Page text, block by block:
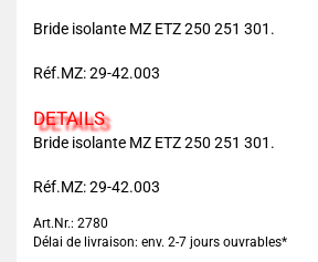
Bride isolante MZ ETZ 250 251 301.
Réf.MZ: 29-42.003
DETAILS
Bride isolante MZ ETZ 250 251 301.
Réf.MZ: 29-42.003
Art.Nr.: 2780
Délai de livraison: env. 2-7 jours ouvrables*